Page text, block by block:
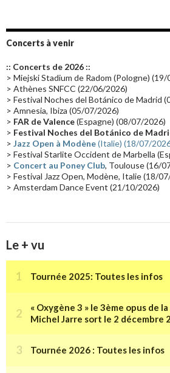
Groupe de Recherche Musicale
Passages radio Vidéo Jarrecast (16)
Les concerts en Chine(16) Cinéma
Synthé Roland(15) Belgique(15)
(14) Astronomie (14)
Tournée 2025(14) 2024(14) Chine(13)
Concerts à venir
:: Concerts de 2026 ::
> Miejski Stadium de Radom (Pologne)
> Athènes SNFCC (22/06/2026)
> Festival Noches del Botánico de Madrid
> Amnesia, Ibiza (05/07/2026)
> FAR de Valence(Espagne) (08/07/2026)
> Festival Noches del Botánico de
> Jazz Open à Modène(Italie) (18/07/
> Festival Starlite Occident de Marbella
> Concert au Poney Club, Toulouse (16/
> Festival Jazz Open, Modène, Italie (18/
> Amsterdam Dance Event (21/10/2026)
Le + vu